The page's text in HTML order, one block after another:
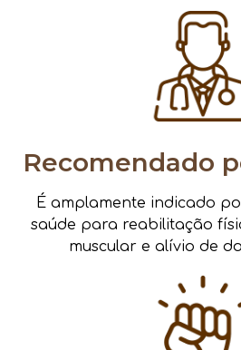
Recomendado
É amplamente indicado
saúde para reabilitação
muscular e alívio de